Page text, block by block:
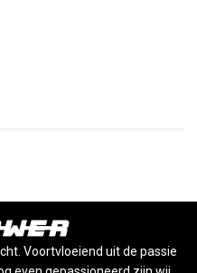
Voortvloeiend uit de passie